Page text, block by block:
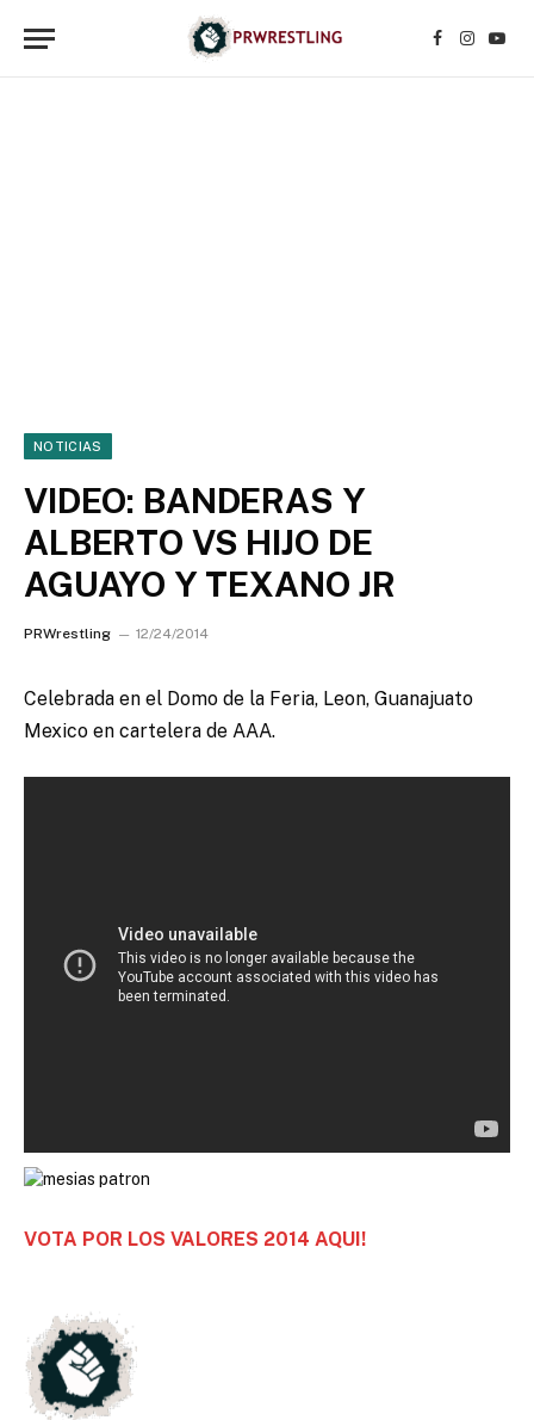
Facebook
NOTICIAS
VIDEO: BANDERAS Y
ALBERTO VS HIJO DE
AGUAYO Y TEXANO JR
PRWrestling 12/24/2014
Celebrada en el Domo de la Feria, Leon, Guanajuato
Mexico en cartelera de AAA.
VOTA POR LOS VALORES 2014 AQUI!